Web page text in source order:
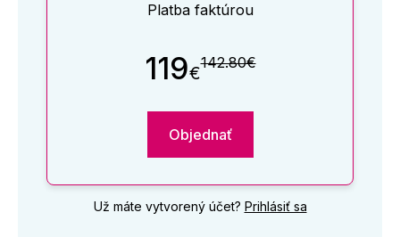
Platba faktúrou
119€142.80€
Objednať
Už máte vytvorený účet? Prihlásiť sa